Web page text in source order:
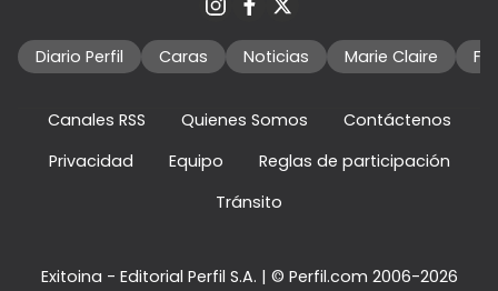
Diario Perfil Caras Noticias Marie Claire
Canales RSS Quienes Somos
Contáctenos
Privacidad
Equipo
Reglas de participación
Tránsito
Exitoina - Editorial Perfil S.A. | © Perfil.com 2006-2026